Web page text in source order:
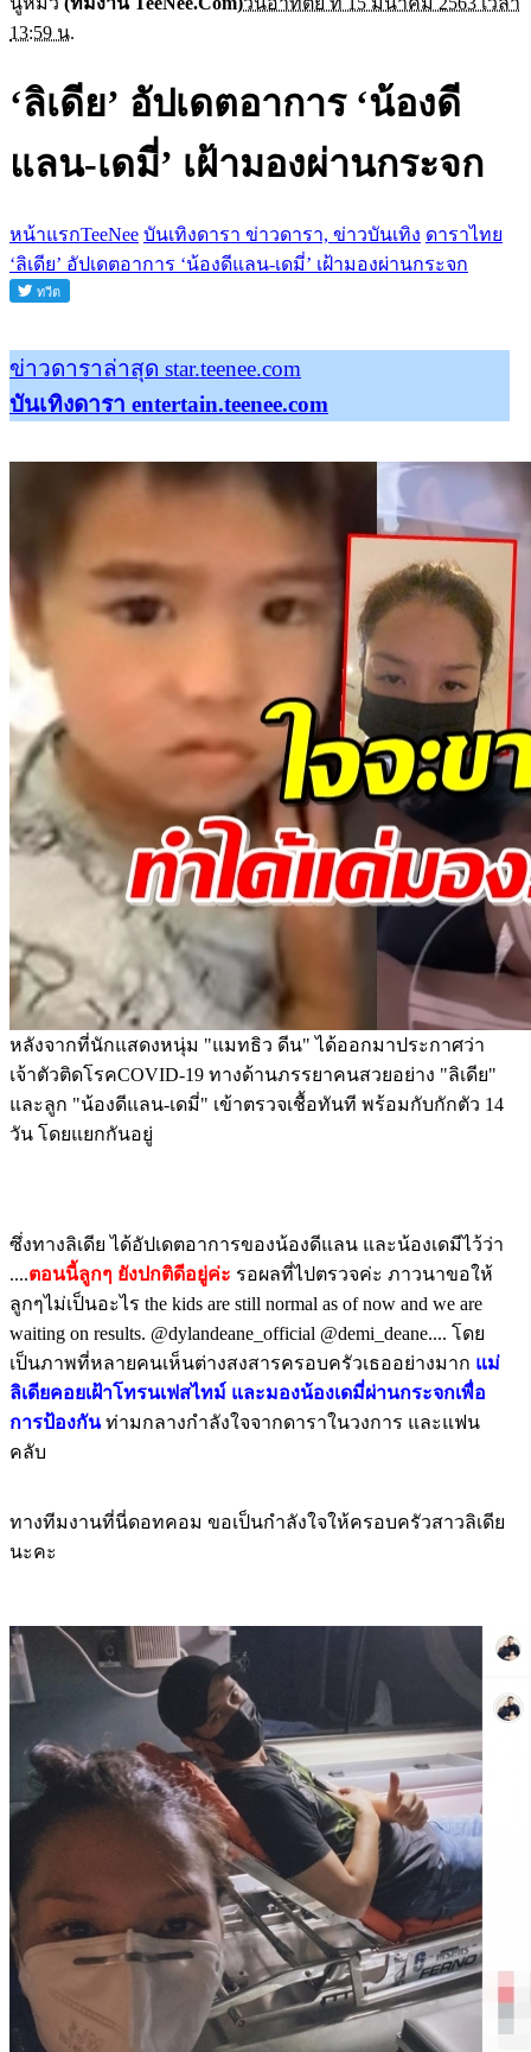
13:59 น.
‘ลิเดีย’ อัปเดตอาการ ‘น้องดี
แลน-เดมี่’ เฝ้ามองผ่านกระจก
หน้าแรกTeeNee บันเทิงดารา ข่าวดารา, ข่าวบันเทิง ดาราไทย
‘ลิเดีย’ อัปเดตอาการ ‘น้องดีแลน-เดมี่’ เฝ้ามองผ่านกระจก
ข่าวดาราล่าสุด star.teenee.com
บันเทิงดารา entertain.teenee.com
หลังจากที่นักแสดงหนุ่ม "แมทธิว ดีน" ได้ออกมาประกาศว่า
เจ้าตัวติดโรคCOVID-19 ทางด้านภรรยาคนสวยอย่าง "ลิเดีย"
และลูก "น้องดีแลน-เดมี่" เข้าตรวจเชื้อทันที พร้อมกับกักตัว 14
วัน โดยแยกกันอยู่
ซึ่งทางลิเดีย ได้อัปเดตอาการของน้องดีแลน และน้องเดมีไว้ว่า
....ตอนนี้ลูกๆ ยังปกติดีอยู่ค่ะ รอผลที่ไปตรวจค่ะ ภาวนาขอให้
ลูกๆไม่เป็นอะไร the kids are still normal as of now and we are
waiting on results. @dylandeane_official @demi_deane.... โดย
เป็นภาพที่หลายคนเห็นต่างสงสารครอบครัวเธออย่างมาก แม่
ลิเดียคอยเฝ้าโทรนเฟสไทม์ และมองน้องเดมี่ผ่านกระจกเพื่อ
การป้องกันท่ามกลางกำลังใจจากดาราในวงการ และแฟน
คลับ
ทางทีมงานที่นี่ดอทคอม ขอเป็นกำลังใจให้ครอบครัวสาวลิเดีย
นะคะ